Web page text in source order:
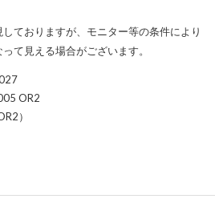
ておりますが、モニター等の条件により
て見える場合がございます。
OR2
）